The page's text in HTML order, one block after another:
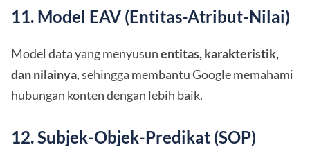
11. Model EAV (Entitas-Atribut-Nilai)
Model data yang menyusunentitas, karakteristik,
dan nilainya, sehingga membantu Google memahami
hubungan konten dengan lebih baik.
12. Subjek-Objek-Predikat (SOP)